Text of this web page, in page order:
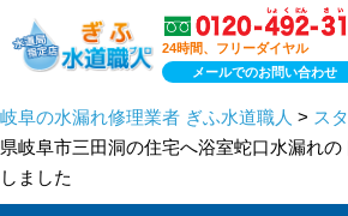
24時間、フリーダイヤル
メールでのお問い合わせ
岐阜の水漏れ修理業者 ぎふ水道職人 > ス
県岐阜市三田洞の住宅へ浴室蛇口水漏れ
しました